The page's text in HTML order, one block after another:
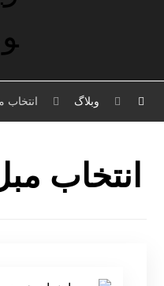
وبلاگ
انتخاب